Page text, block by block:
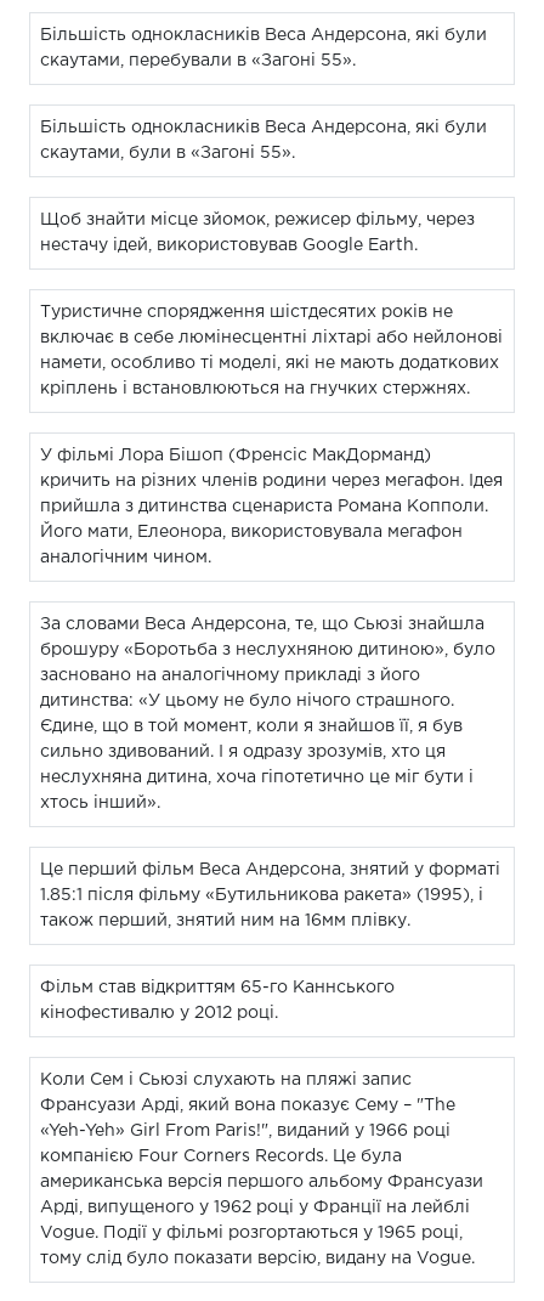
Більшість однокласників Веса Андерсона, які були
скаутами, перебували в «Загоні 55».
Більшість однокласників Веса Андерсона, які були
скаутами, були в «Загоні 55».
Щоб знайти місце зйомок, режисер фільму, через
нестачу ідей, використовував Google Earth.
Туристичне спорядження шістдесятих років не
включає в себе люмінесцентні ліхтарі або нейлонові
намети, особливо ті моделі, які не мають додаткових
кріплень і встановлюються на гнучких стержнях.
У фільмі Лора Бішоп (Френсіс МакДорманд)
кричить на різних членів родини через мегафон. Ідея
прийшла з дитинства сценариста Романа Копполи.
Його мати, Елеонора, використовувала мегафон
аналогічним чином.
За словами Веса Андерсона, те, що Сьюзі знайшла
брошуру «Боротьба з неслухняною дитиною», було
засновано на аналогічному прикладі з його
дитинства: «У цьому не було нічого страшного.
Єдине, що в той момент, коли я знайшов її, я був
сильно здивований. І я одразу зрозумів, хто ця
неслухняна дитина, хоча гіпотетично це міг бути і
хтось інший».
Це перший фільм Веса Андерсона, знятий у форматі
1.85:1 після фільму «Бутильникова ракета» (1995), і
також перший, знятий ним на 16мм плівку.
Фільм став відкриттям 65-го Каннського
кінофестивалю у 2012 році.
Коли Сем і Сьюзі слухають на пляжі запис
Франсуази Арді, який вона показує Сему – "The
«Yeh-Yeh» Girl From Paris!", виданий у 1966 році
компанією Four Corners Records. Це була
американська версія першого альбому Франсуази
Арді, випущеного у 1962 році у Франції на лейблі
Vogue. Події у фільмі розгортаються у 1965 році,
тому слід було показати версію, видану на Vogue.